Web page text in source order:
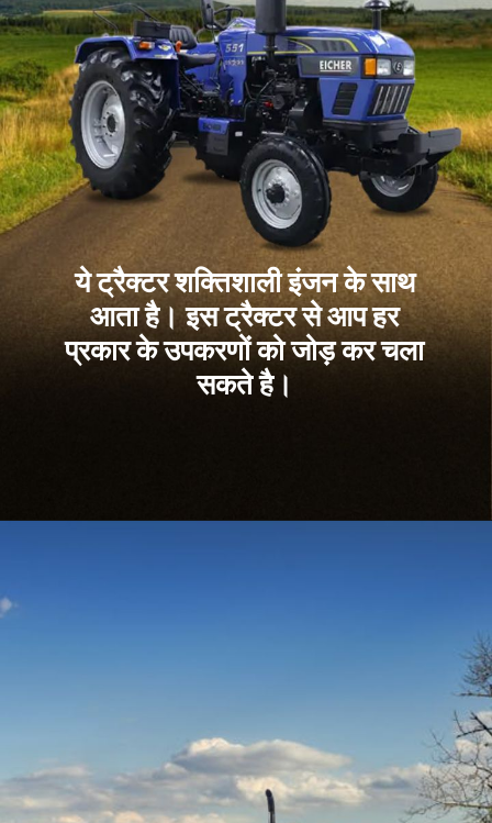
ये ट्रैक्टर शक्तिशाली इंजन के साथ
आता है। इस ट्रैक्टर से आप हर
प्रकार के उपकरणों को जोड़ कर चला
सकते है।